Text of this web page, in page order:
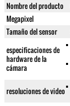
Nombre del producto
Megapixel
Tamaño del sensor
especificaciones de
hardware de la
cámara
resoluciones de video